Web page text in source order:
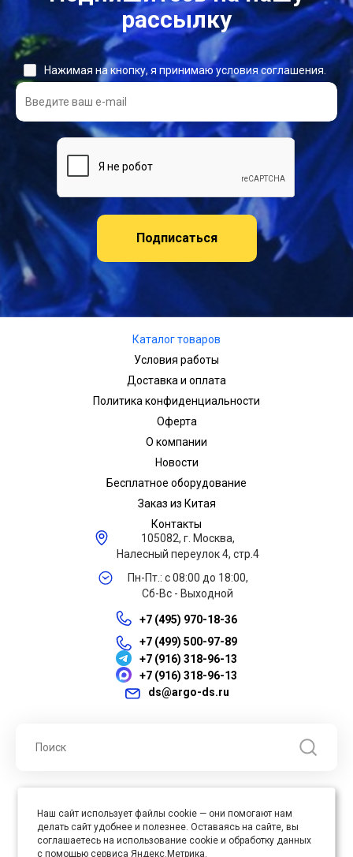
рассылку
Подписаться
Нажимая на кнопку, я принимаю условия соглашения.
Каталог товаров
Условия работы
Доставка и оплата
Политика конфиденциальности
Оферта
О компании
Новости
Бесплатное оборудование
Заказ из Китая
Контакты
105082, г. Москва,
Налесный переулок 4, стр.4
Пн-Пт.: с 08:00 до 18:00,
Сб-Вс - Выходной
+7 (495) 970-18-36
+7 (499) 500-97-89
+7 (916) 318-96-13
+7 (916) 318-96-13
ds@argo-ds.ru
права защищены
Юр. адрес : 105005, г. Москва, ул. Бауманская, д.20, стр. 3
Наш сайт использует файлы cookie — они помогают нам
делать сайт удобнее и полезнее. Оставаясь на сайте, вы
соглашаетесь на использование cookie и обработку данных
с помощью сервиса Яндекс.Метрика.